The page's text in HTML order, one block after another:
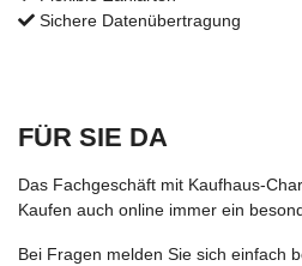
Sichere Datenübertragung
FÜR SIE DA
Das Fachgeschäft mit Kaufhaus-
Kaufen auch online immer ein
Bei Fragen melden Sie sich einfach